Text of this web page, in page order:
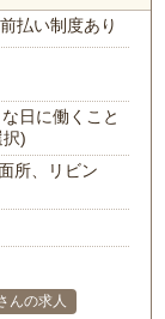
払い制度あり
日に働くこと
)
所、リビン
んの求人